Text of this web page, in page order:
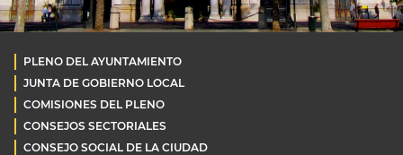
PLENO DEL AYUNTAMIENTO
JUNTA DE GOBIERNO LOCAL
COMISIONES DEL PLENO
CONSEJOS SECTORIALES
CONSEJO SOCIAL DE LA CIUDAD